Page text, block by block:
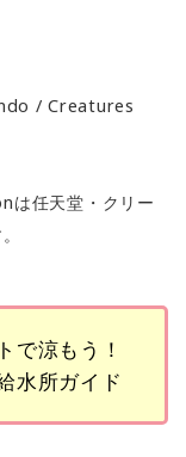
/ Creatures
は任天堂・クリー
で涼もう！
水所ガイド